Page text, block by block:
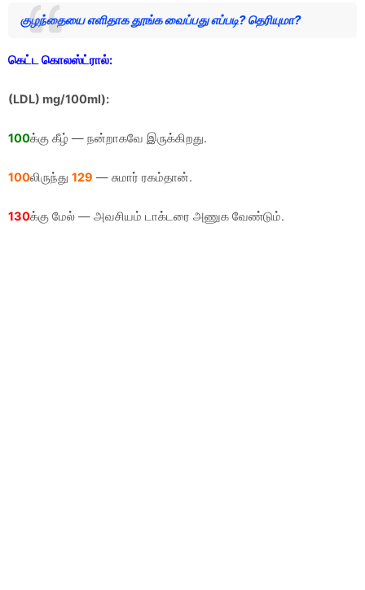
குழந்தையை எளிதாக தூங்க வைப்பது எப்படி? தெரியுமா?
கெட்ட கொலஸ்ட்ரால்:
(LDL) mg/100ml):
100க்கு கீழ் — நன்றாகவே இருக்கிறது.
100லிருந்து 129 — சுமார் ரகம்தான்.
130க்கு மேல் — அவசியம் டாக்டரை அணுக வேண்டும்.